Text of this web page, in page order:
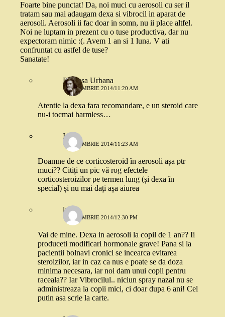
Foarte bine punctat! Da, noi muci cu aerosoli cu ser il
tratam sau mai adaugam dexa si vibrocil in aparat de
aerosoli. Aerosoli ii fac doar in somn, nu ii place altfel.
Noi ne luptam in prezent cu o tuse productiva, dar nu
expectoram nimic :(. Avem 1 an si 1 luna. V ati
confruntat cu astfel de tuse?
Sanatate!
Printesa Urbana
4 DECEMBRIE 2014/11:20 AM
Atentie la dexa fara recomandare, e un steroid care
nu-i tocmai harmless…
Iuli
4 DECEMBRIE 2014/11:23 AM
Doamne de ce corticosteroid în aerosoli așa ptr
muci?? Citiți un pic vă rog efectele
corticosteroizilor pe termen lung (și dexa în
special) și nu mai dați așa aiurea
larisa
4 DECEMBRIE 2014/12:30 PM
Vai de mine. Dexa in aerosoli la copil de 1 an?? Ii
produceti modificari hormonale grave! Pana si la
pacientii bolnavi cronici se incearca evitarea
steroizilor, iar in caz ca nus e poate se da doza
minima necesara, iar noi dam unui copil pentru
raceala?? Iar Vibrocilul.. niciun spray nazal nu se
administreaza la copii mici, ci doar dupa 6 ani! Cel
putin asa scrie la carte.